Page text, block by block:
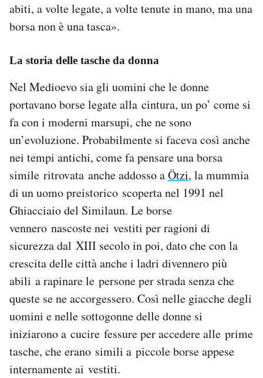
abiti, a volte legate, a volte tenute in mano, ma una
borsa non è una tasca».
La storia delle tasche da donna
Nel Medioevo sia gli uomini che le donne
portavano borse legate alla cintura, un po’ come si
fa con i moderni marsupi, che ne sono
un’evoluzione. Probabilmente si faceva così anche
nei tempi antichi, come fa pensare una borsa
simile ritrovata anche addosso aÖtzi, la mummia
di un uomo preistorico scoperta nel 1991 nel
Ghiacciaio del Similaun. Le borse
vennero nascoste nei vestiti per ragioni di
sicurezza dal XIII secolo in poi, dato che con la
crescita delle città anche i ladri divennero più
abili a rapinare le persone per strada senza che
queste se ne accorgessero. Così nelle giacche degli
uomini e nelle sottogonne delle donne si
iniziarono a cucire fessure per accedere alle prime
tasche, che erano simili a piccole borse appese
internamente ai vestiti.